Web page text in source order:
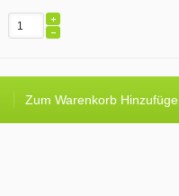
Zum Warenkorb